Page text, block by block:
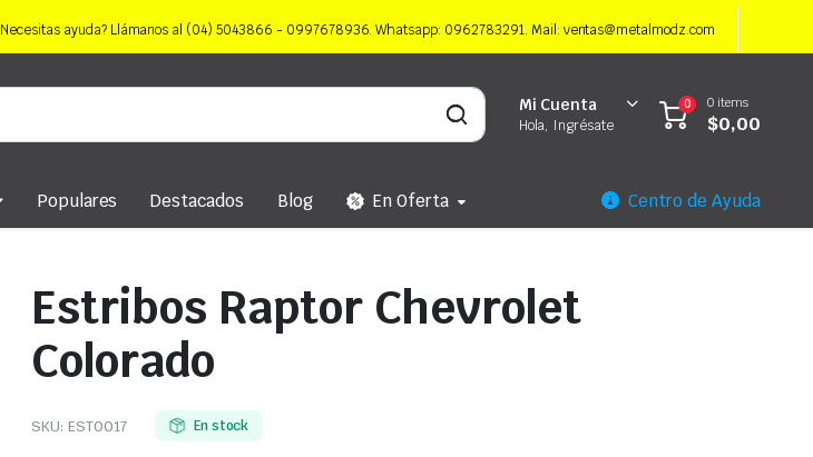
Necesitas ayuda? Llámanos al (04) 5043866 - 0997678936. Whatsapp: 0962783291. Mail: ventas@metalmodz.com
Mi Cuenta
Hola, Ingrésate
0 0 items
$0,00
Populares Destacados Blog En Oferta Centro de Ayuda
Estribos Raptor Chevrolet
Colorado
SKU: EST0017 En stock